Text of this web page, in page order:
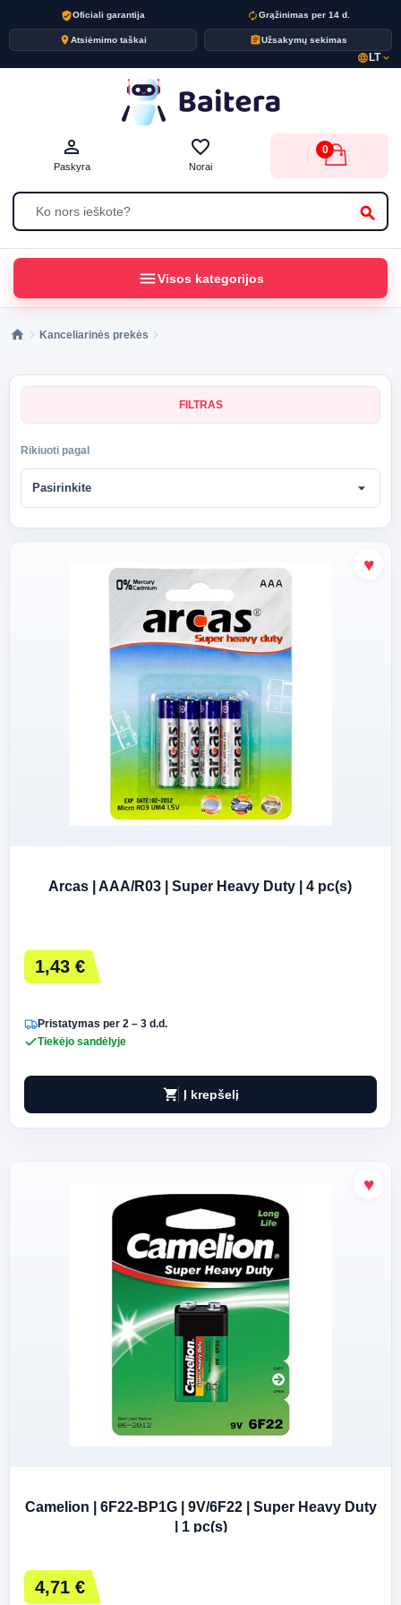
verified_userOficiali garantija autorenewGrąžinimas per 14 d.
placeAtsiėmimo taškai assignmentUžsakymų sekimas
language LTexpand_more
search
person_outline
Paskyra
favorite_border
Norai
0
menuVisos kategorijos
Kanceliarinės prekės
FILTRAS
Rikiuoti pagal
Pasirinkite arrow_drop_down
Arcas | AAA/R03 | Super Heavy Duty | 4 pc(s)
1,43 €
Pristatymas per 2 – 3 d.d.
Tiekėjo sandėlyje
shopping_cart Į krepšelį
Camelion | 6F22-BP1G | 9V/6F22 | Super Heavy Duty
| 1 pc(s)
4,71 €